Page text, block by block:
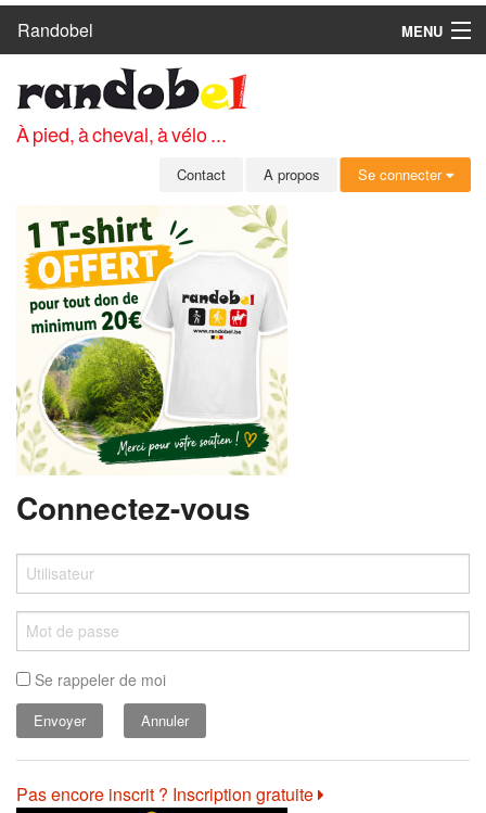
Randobel
MENU
CIRCUITS
CLUBS
MEMBRES
SE CONNECTER
INSCRIPTION GRATUITE
MOT DE PASSE OUBLIÉ
À pied, à cheval, à vélo ...
Contact A propos Se connecter
Connectez-vous
Se rappeler de moi
Annuler
Pas encore inscrit ? Inscription gratuite